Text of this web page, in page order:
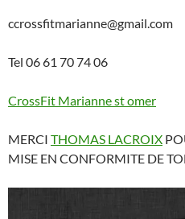
ccrossfitmarianne@gmail.com
Tel 06 61 70 74 06
CrossFit Marianne st omer
MERCI THOMAS LACROIX
MISE EN CONFORMITE DE